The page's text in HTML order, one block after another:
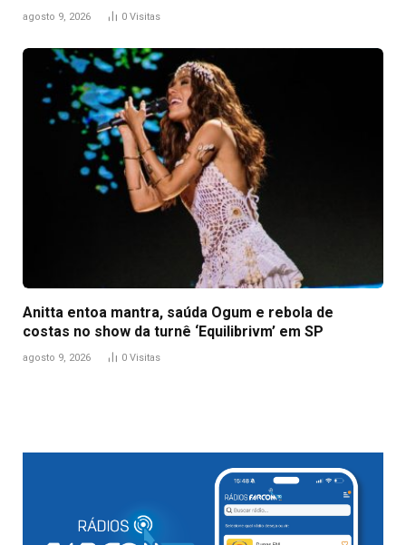
agosto 9, 2026 0 Visitas
Anitta entoa mantra, saúda Ogum e rebola de
costas no show da turnê ‘Equilibrivm’ em SP
agosto 9, 2026 0 Visitas